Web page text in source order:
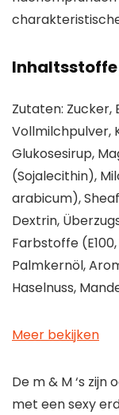
Zutaten: Zucker,
Vollmilchpulver,
Glukosesirup,
(Sojalecithin),
arabicum),
Dextrin,
Farbstoffe (E100,
Palmkernöl,
Haselnuss,
Meer bekijken
De m & M ‘s
met een sexy